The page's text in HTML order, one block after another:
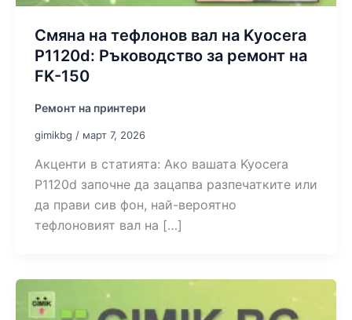
Смяна на тефлонов вал на Kyocera
P1120d: Ръководство за ремонт на
FK-150
Ремонт на принтери
gimikbg / март 7, 2026
Акценти в статията: Ако вашата Kyocera
P1120d започне да зацапва разпечатките или
да прави сив фон, най-вероятно
тефлоновият вал на […]